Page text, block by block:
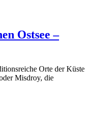
Ostsee –
Orte der Küste
Misdroy, die